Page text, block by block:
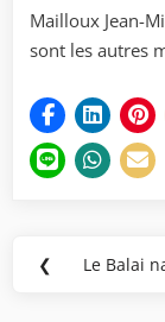
Mailloux Jean-
sont les autres
Navigation
❮
Previous
Le Balai